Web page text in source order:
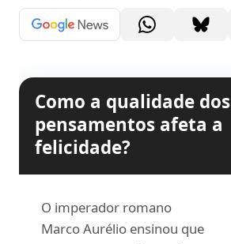
Como a qualidade dos
pensamentos afeta a
felicidade?
O imperador romano
Marco Aurélio ensinou que